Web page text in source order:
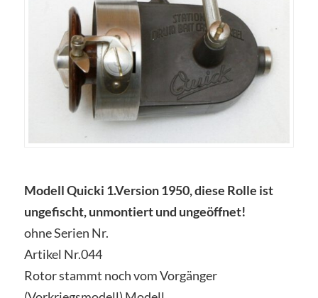
Modell Quicki 1.Version 1950, diese Rolle ist
ungefischt, unmontiert und ungeöffnet!
ohne Serien Nr.
Artikel Nr.044
Rotor stammt noch vom Vorgänger